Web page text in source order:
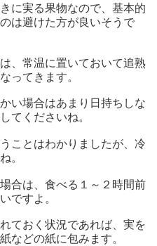
に実る果物なので、基本的
は避けた方が良いそうで
、常温に置いておいて追熟
ってきます。
い場合はあまり日持ちしな
てくださいね。
ことはわかりましたが、冷
。
合は、食べる１～２時間前
ですよ。
ておく状況であれば、実を
などの紙に包みます。